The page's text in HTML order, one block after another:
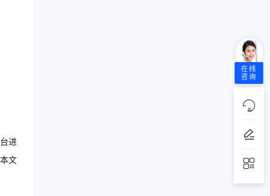
进
文
在线
咨询